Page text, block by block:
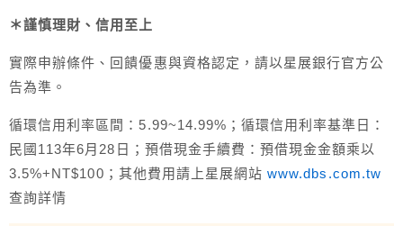
＊謹慎理財、信用至上
實際申辦條件、回饋優惠與資格認定，請以星展銀行官方公
告為準。
循環信用利率區間：5.99~14.99%；循環信用利率基準日：
民國113年6月28日；預借現金手續費：預借現金金額乘以
3.5%+NT$100；其他費用請上星展網站www.dbs.com.tw
查詢詳情